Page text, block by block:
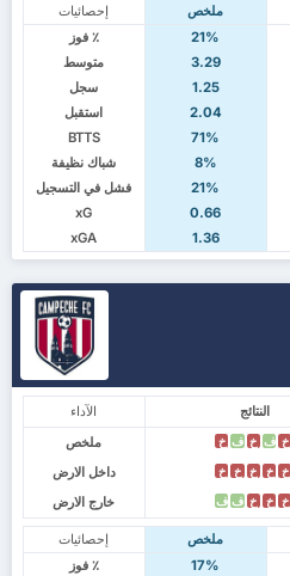
إحصائيات ملخص
٪ فوز
21%
متوسط
3.29
سجل
1.25
استقبل
2.04
BTTS
71%
شباك نظيفة
8%
فشل في التسجيل
21%
xG
0.66
xGA
1.36
الآداء النتائج
ملخص
خ ف خ ف خ
داخل الارض خ خ خ خ خ
خارج الارض خ خ خ ف ف
إحصائيات ملخص
٪ فوز
17%